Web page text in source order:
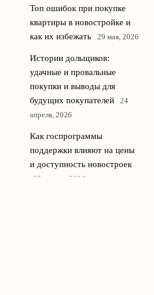
Топ ошибок при покупке
квартиры в новостройке и
как их избежать
29 мая, 2026
Истории дольщиков:
удачные и провальные
покупки и выводы для
будущих покупателей
24
апреля, 2026
Как госпрограммы
поддержки влияют на цены
и доступность новостроек
23 апреля, 2026